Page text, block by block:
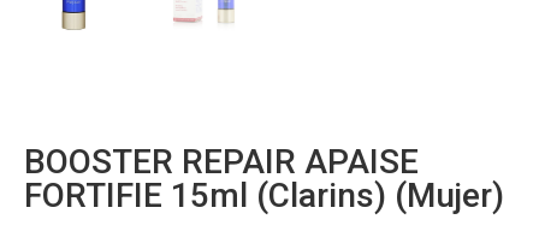
BOOSTER REPAIR APAISE
FORTIFIE 15ml (Clarins) (Mujer)